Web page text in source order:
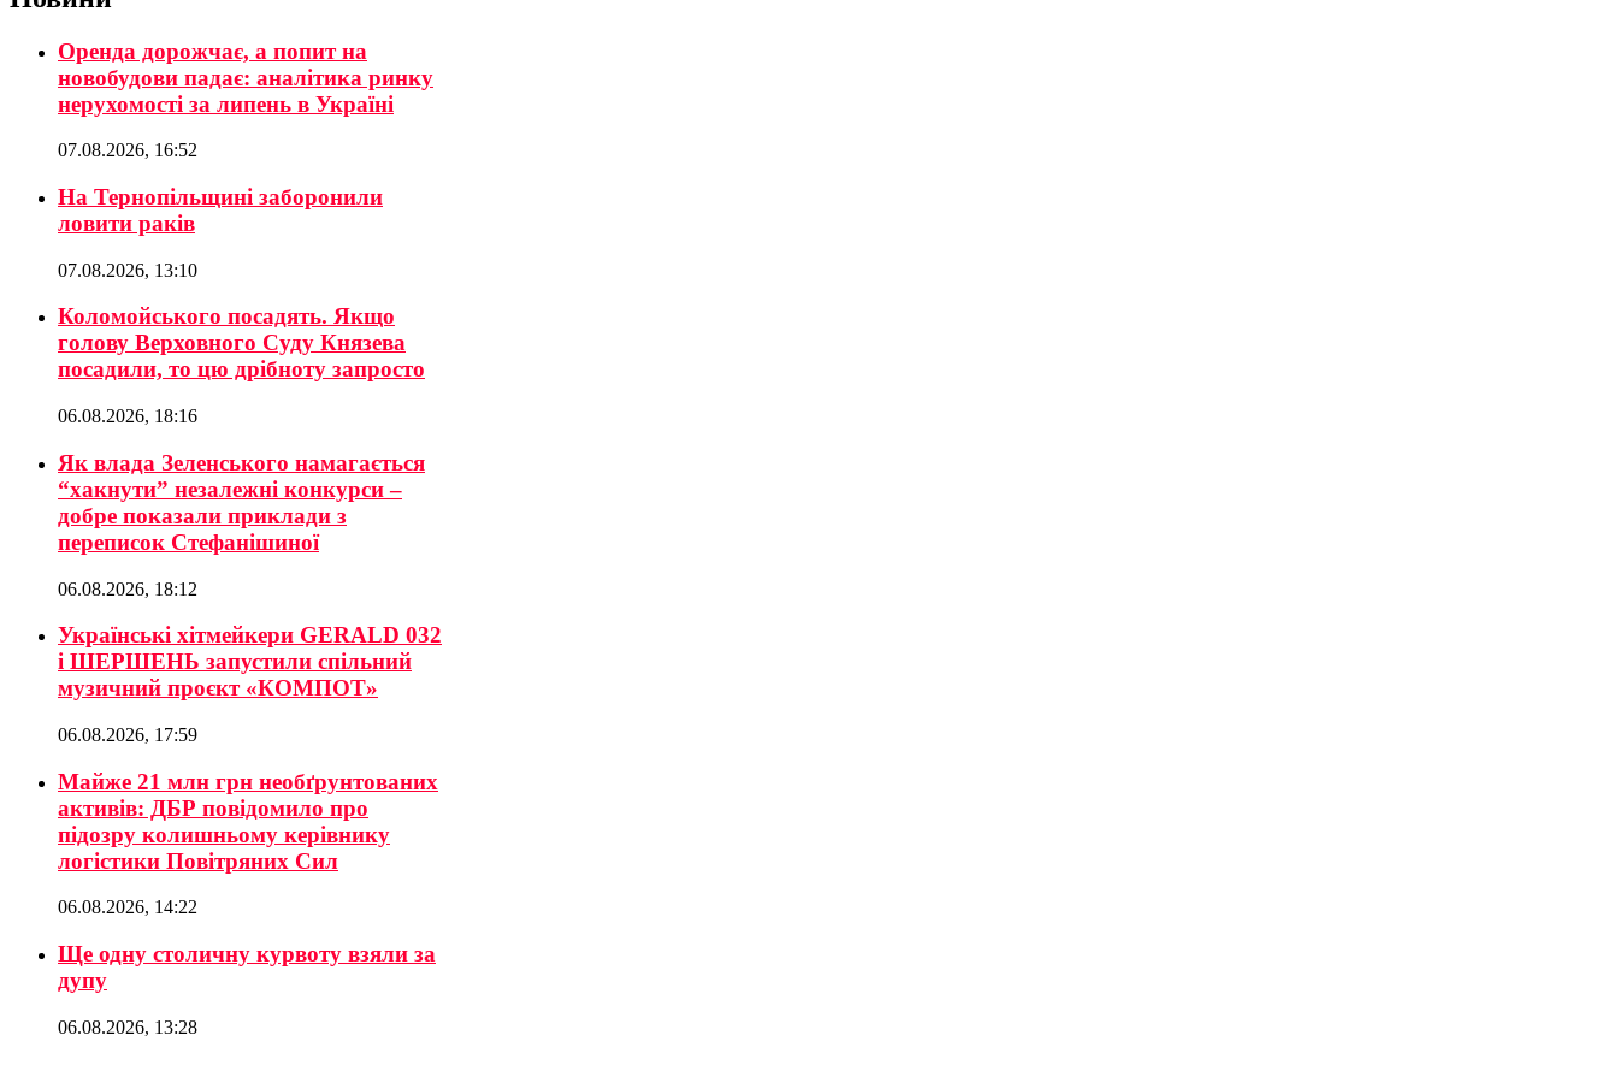
Оренда дорожчає, а попит на
новобудови падає: аналітика ринку
нерухомості за липень в Україні
07.08.2026, 16:52
На Тернопільщині заборонили
ловити раків
07.08.2026, 13:10
Коломойського посадять. Якщо
голову Верховного Суду Князева
посадили, то цю дрібноту запросто
06.08.2026, 18:16
Як влада Зеленського намагається
“хакнути” незалежні конкурси –
добре показали приклади з
переписок Стефанішиної
06.08.2026, 18:12
Українські хітмейкери GERALD 032
і ШЕРШЕНЬ запустили спільний
музичний проєкт «КОМПОТ»
06.08.2026, 17:59
Майже 21 млн грн необґрунтованих
активів: ДБР повідомило про
підозру колишньому керівнику
логістики Повітряних Сил
06.08.2026, 14:22
Ще одну столичну курвоту взяли за
дупу
06.08.2026, 13:28